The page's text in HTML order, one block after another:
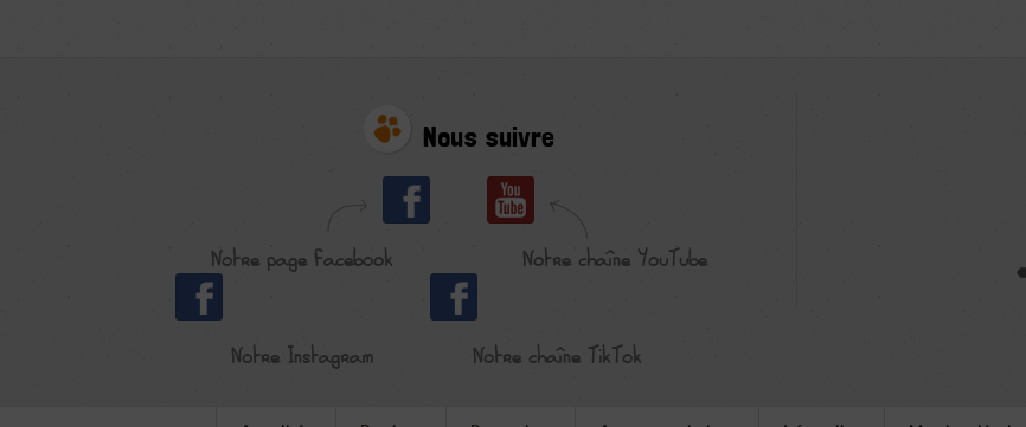
Nous suivre
Notre page Facebook Notre chaîne YouTube
Notre Instagram Notre chaîne TikTok